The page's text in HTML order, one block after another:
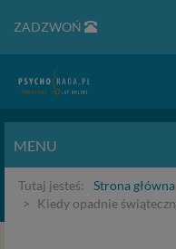
ZADZWOŃ
MENU
Tutaj jesteś: Strona główna
Kiedy opadnie